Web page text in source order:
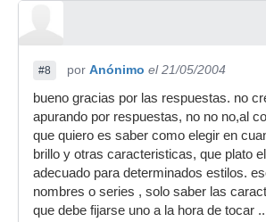
#8 por Anónimo el 21/05/2004
bueno gracias por las respuestas. no
apurando por respuestas, no no no,al
que quiero es saber como elegir en
brillo y otras caracteristicas, que plato
adecuado para determinados estilos.
nombres o series , solo saber las
que debe fijarse uno a la hora de tocar